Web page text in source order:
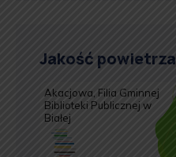
Jakość powietrza